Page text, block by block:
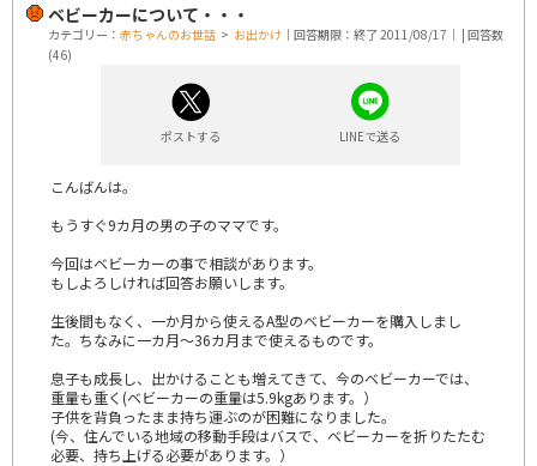
ベビーカーについて・・・
カテゴリー： 赤ちゃんのお世話 > お出かけ ｜回答期限：終了 2011/08/17｜ | 回答数
(46)
ポストする LINEで送る
こんばんは。
もうすぐ9カ月の男の子のママです。
今回はベビーカーの事で相談があります。
もしよろしければ回答お願いします。
生後間もなく、一か月から使えるA型のベビーカーを購入しまし
た。ちなみに一カ月～36カ月まで使えるものです。
息子も成長し、出かけることも増えてきて、今のベビーカーでは、
重量も重く(ベビーカーの重量は5.9kgあります。）
子供を背負ったまま持ち運ぶのが困難になりました。
(今、住んでいる地域の移動手段はバスで、ベビーカーを折りたたむ
必要、持ち上げる必要があります。）